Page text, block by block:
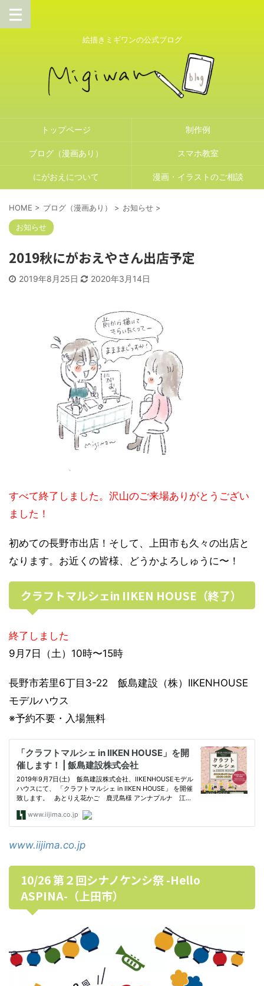
絵描きミギワンの公式ブログ
トップページ 制作例
ブログ（漫画あり） スマホ教室
にがおえについて 漫画・イラストのご相談
HOME > ブログ（漫画あり） > お知らせ >
お知らせ
2019秋にがおえやさん出店予定
2019年8月25日 2020年3月14日
すべて終了しました。沢山のご来場ありがとうござい
ました！
初めての長野市出店！そして、上田市も久々の出店と
なります。お近くの皆様、どうかよろしゅうに〜！
クラフトマルシェin IIKEN HOUSE（終了）
終了しました
9月7日（土）10時〜15時
長野市若里6丁目3-22 飯島建設（株）IIKENHOUSE
モデルハウス
※予約不要・入場無料
www.iijima.co.jp
10/26 第２回シナノケンシ祭 -Hello
ASPINA-（上田市）